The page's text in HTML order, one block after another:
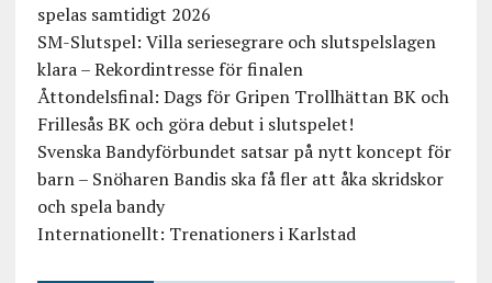
spelas samtidigt 2026
SM-Slutspel: Villa seriesegrare och slutspelslagen
klara – Rekordintresse för finalen
Åttondelsfinal: Dags för Gripen Trollhättan BK och
Frillesås BK och göra debut i slutspelet!
Svenska Bandyförbundet satsar på nytt koncept för
barn – Snöharen Bandis ska få fler att åka skridskor
och spela bandy
Internationellt: Trenationers i Karlstad